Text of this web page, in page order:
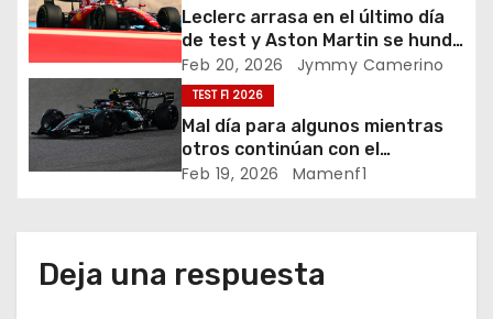
d
e
e
n
r
Leclerc arrasa en el último día
de test y Aston Martin se hunde
antes del inicio del Mundial /
Test F1 Bahréin crónica día
Feb 20, 2026 Jymmy Camerino
TEST F1 2026
Mal día para algunos mientras
otros continúan con el
aprendizaje y gran sorpresa de
Feb 19, 2026 Mamenf1
Deja una respuesta